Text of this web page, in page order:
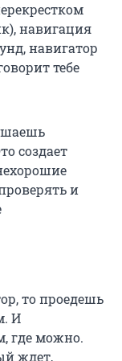
навигация
навигатор
тебе
создает
и
то проедешь
И
где можно.
ждет,